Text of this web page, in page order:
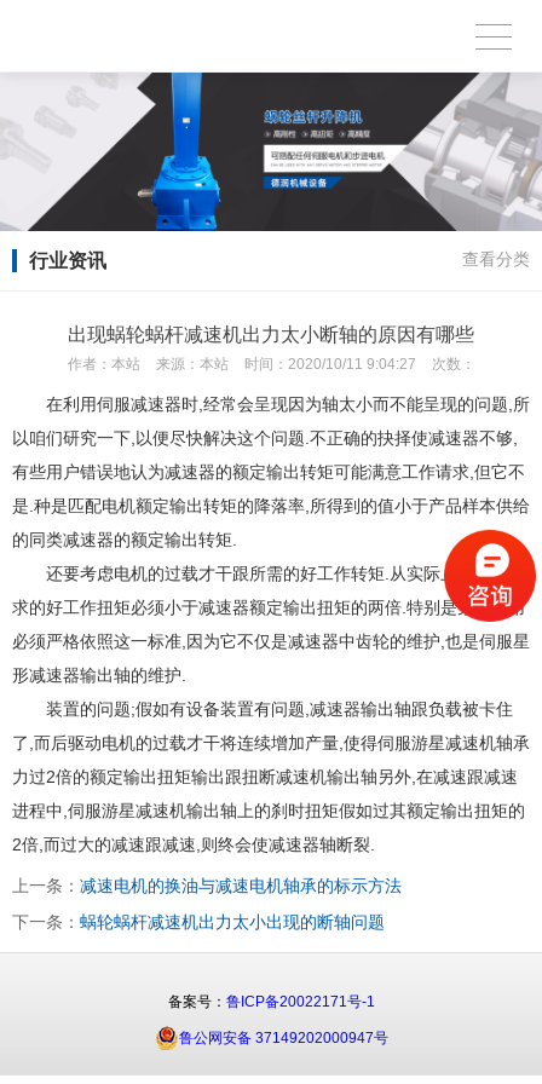
行业资讯 查看分类
出现蜗轮蜗杆减速机出力太小断轴的原因有哪些
作者： 本站 来源： 本站 时间： 2020/10/11 9:04:27 次数：
在利用伺服减速器时,经常会呈现因为轴太小而不能呈现的问题,所
以咱们研究一下,以便尽快解决这个问题.不正确的抉择使减速器不够,
有些用户错误地认为减速器的额定输出转矩可能满意工作请求,但它不
是.种是匹配电机额定输出转矩的降落率,所得到的值小于产品样本供给
的同类减速器的额定输出转矩.
还要考虑电机的过载才干跟所需的好工作转矩.从实际上讲,用户请
求的好工作扭矩必须小于减速器额定输出扭矩的两倍.特别是某些利用
必须严格依照这一标准,因为它不仅是减速器中齿轮的维护,也是伺服星
形减速器输出轴的维护.
装置的问题;假如有设备装置有问题,减速器输出轴跟负载被卡住
了,而后驱动电机的过载才干将连续增加产量,使得伺服游星减速机轴承
力过2倍的额定输出扭矩输出跟扭断减速机输出轴另外,在减速跟减速
进程中,伺服游星减速机输出轴上的刹时扭矩假如过其额定输出扭矩的
2倍,而过大的减速跟减速,则终会使减速器轴断裂.
上一条： 减速电机的换油与减速电机轴承的标示方法
下一条： 蜗轮蜗杆减速机出力太小出现的断轴问题
备案号： 鲁ICP备20022171号-1
鲁公网安备 37149202000947号